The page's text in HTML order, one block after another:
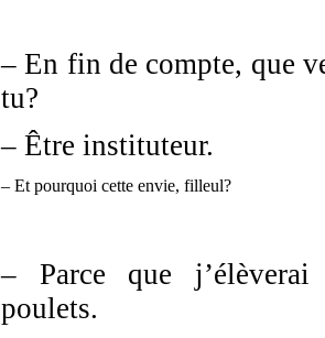
– En fin de compte, que
tu?
– Être instituteur.
– Et pourquoi cette envie, filleul?
– Parce que j’élèverai
poulets.